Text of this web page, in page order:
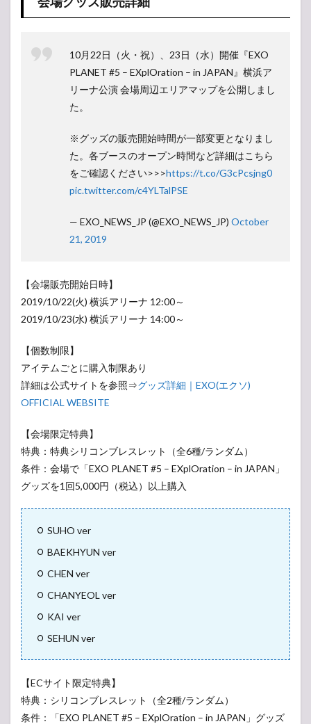
ツアー日
程・スケジ
10月22日（火・祝）、23日（水）開催『EXO
PLANET #5 – EXplOration – in JAPAN』横浜ア
リーナ公演 会場周辺エリアマップを公開しまし
た。
※グッズの販売開始時間が一部変更となりまし
た。各ブースのオープン時間など詳細はこちら
をご確認ください>>>https://t.co/G3cPcsjng0
pic.twitter.com/c4YLTalPSE
— EXO_NEWS_JP (@EXO_NEWS_JP) October
21, 2019
【会場販売開始日時】
2019/10/22(火) 横浜アリーナ 12:00～
2019/10/23(水) 横浜アリーナ 14:00～
【個数制限】
アイテムごとに購入制限あり
詳細は公式サイトを参照⇒グッズ詳細｜EXO(エクソ)
OFFICIAL WEBSITE
【会場限定特典】
特典：特典シリコンブレスレット（全6種/ランダム）
条件：会場で「EXO PLANET #5 – EXplOration – in JAPAN」
グッズを1回5,000円（税込）以上購入
SUHO ver
BAEKHYUN ver
CHEN ver
CHANYEOL ver
KAI ver
SEHUN ver
【ECサイト限定特典】
特典：シリコンブレスレット（全2種/ランダム）
条件：「EXO PLANET #5 – EXplOration – in JAPAN」グッズ